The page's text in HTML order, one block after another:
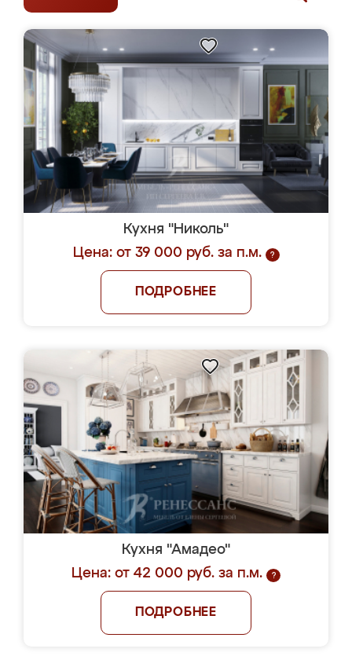
Кухня "Николь"
Цена: от 39 000 руб. за п.м.
?
ПОДРОБНЕЕ
Кухня "Амадео"
Цена: от 42 000 руб. за п.м.
?
ПОДРОБНЕЕ